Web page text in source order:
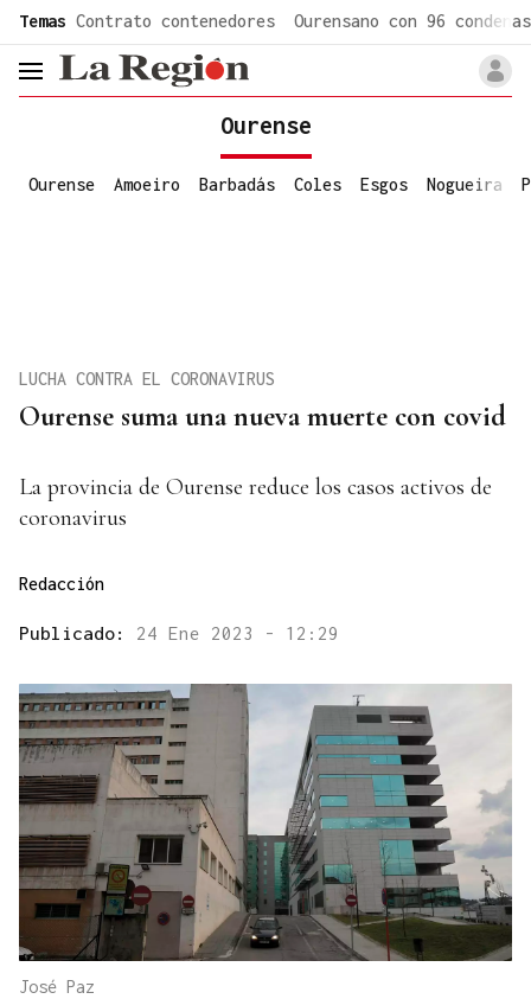
Temas Contrato contenedores Ourensano con 96 condenas
header.menu.open
Ourense
Ourense Amoeiro Barbadás Coles Esgos Nogueira
Ourense suma una nueva muerte con covid
LUCHA CONTRA EL CORONAVIRUS
La provincia de Ourense reduce los casos activos de
coronavirus
Redacción
Publicado: 24 Ene 2023 - 12:29
José Paz